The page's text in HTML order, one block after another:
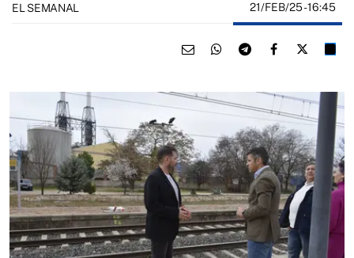
EL SEMANAL 21/FEB/25- 16:45